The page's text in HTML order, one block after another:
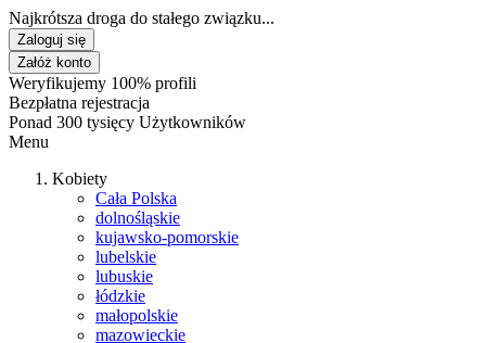
Najkrótsza droga do stałego związku...
Zaloguj się
Załóż konto
Weryfikujemy 100% profili
Bezpłatna rejestracja
Ponad 300 tysięcy Użytkowników
Menu
Kobiety
Cała Polska
dolnośląskie
kujawsko-pomorskie
lubelskie
lubuskie
łódzkie
małopolskie
mazowieckie